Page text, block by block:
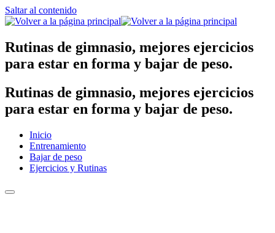
Saltar al contenido
Rutinas de gimnasio, mejores ejercicios
para estar en forma y bajar de peso.
Rutinas de gimnasio, mejores ejercicios
para estar en forma y bajar de peso.
Inicio
Entrenamiento
Bajar de peso
Ejercicios y Rutinas